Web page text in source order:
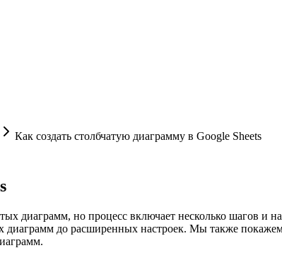
Как создать столбчатую диаграмму в Google Sheets
диаграмм, но процесс включает несколько шагов и
диаграмм до расширенных настроек. Мы также